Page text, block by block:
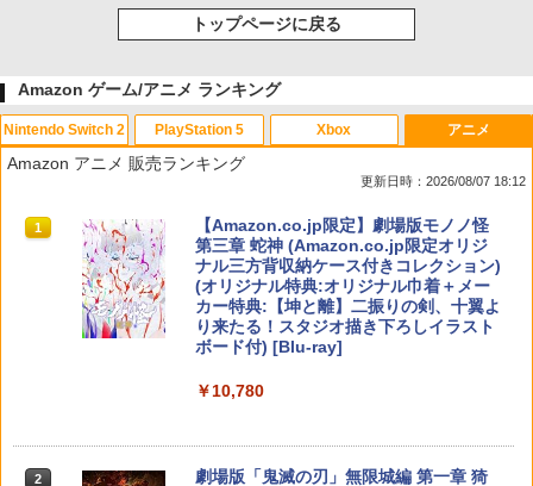
トップページに戻る
Amazon ゲーム/アニメ ランキング
Nintendo Switch 2
1
スプラトゥーン レイダース|オンライン
コード版
￥5,832
スプラトゥーン レイダース -Switch2
PlayStation 5
1
PlayStation 5 デジタル・エディション
日本語専用 Console Language: Japan
ese only (CFI-2200B01)
￥55,000
Beast of Reincarnation -PS5 【特典】
Xbox
1
【純正品】Xbox ワイヤレス コントロー
ラー + USB-C® ケーブル
￥8,300
ラー (ロボット ホワイト)
アニメ
Amazon アニメ 販売ランキング
更新日時：2026/08/07 18:12
1
【Amazon.co.jp限定】劇場版モノノ怪
第三章 蛇神 (Amazon.co.jp限定オリジ
ナル三方背収納ケース付きコレクション)
(オリジナル特典:オリジナル巾着＋メー
カー特典:【坤と離】二振りの剣、十翼よ
り来たる！スタジオ描き下ろしイラスト
ボード付) [Blu-ray]
￥10,780
2 劇場版「鬼滅の刃」無限城編 第一章 猗